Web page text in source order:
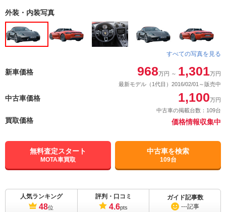
外装・内装写真
すべての写真を見る
新車価格 968万円 ～ 1,301万円
最新モデル（1代目）2016/02/01～販売中
中古車価格 1,100万円
中古車の掲載台数：109台
買取価格 価格情報収集中
無料査定スタート
MOTA車買取
中古車を検索
109台
人気ランキング
48位
評判・口コミ
4.6pts
ガイド記事数
---記事